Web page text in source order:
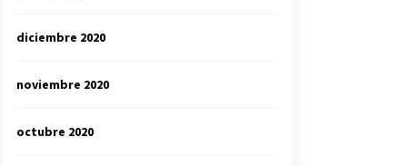
diciembre 2020
noviembre 2020
octubre 2020